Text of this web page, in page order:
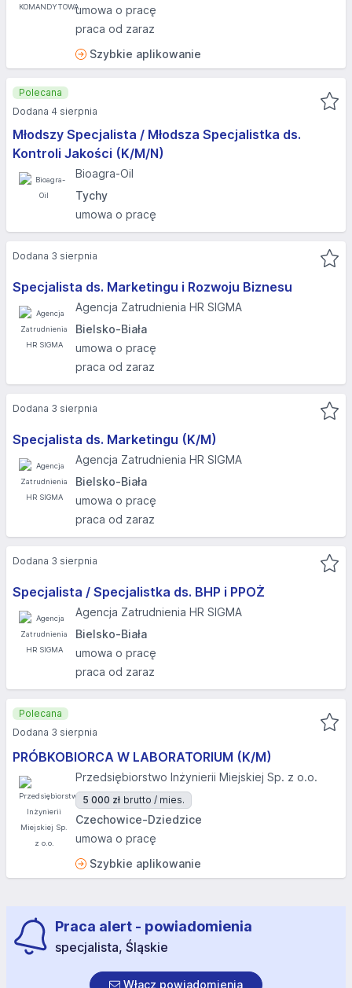
umowa o pracę
praca od zaraz
Szybkie aplikowanie
Młodszy Specjalista / Młodsza Specjalistka ds.
Kontroli Jakości (K/M/N)
Bioagra-Oil
Tychy
umowa o pracę
Polecana
Dodana 4 sierpnia
Specjalista ds. Marketingu i Rozwoju Biznesu
Agencja Zatrudnienia HR SIGMA
Bielsko-Biała
umowa o pracę
praca od zaraz
Dodana 3 sierpnia
Specjalista ds. Marketingu (K/M)
Agencja Zatrudnienia HR SIGMA
Bielsko-Biała
umowa o pracę
praca od zaraz
Dodana 3 sierpnia
Specjalista / Specjalistka ds. BHP i PPOŻ
Agencja Zatrudnienia HR SIGMA
Bielsko-Biała
umowa o pracę
praca od zaraz
Dodana 3 sierpnia
PRÓBKOBIORCA W LABORATORIUM (K/M)
Przedsiębiorstwo Inżynierii Miejskiej Sp. z o.o.
5 000 zł brutto / mies.
Czechowice-Dziedzice
umowa o pracę
Szybkie aplikowanie
Polecana
Dodana 3 sierpnia
Praca alert - powiadomienia
specjalista, Śląskie
Włącz powiadomienia